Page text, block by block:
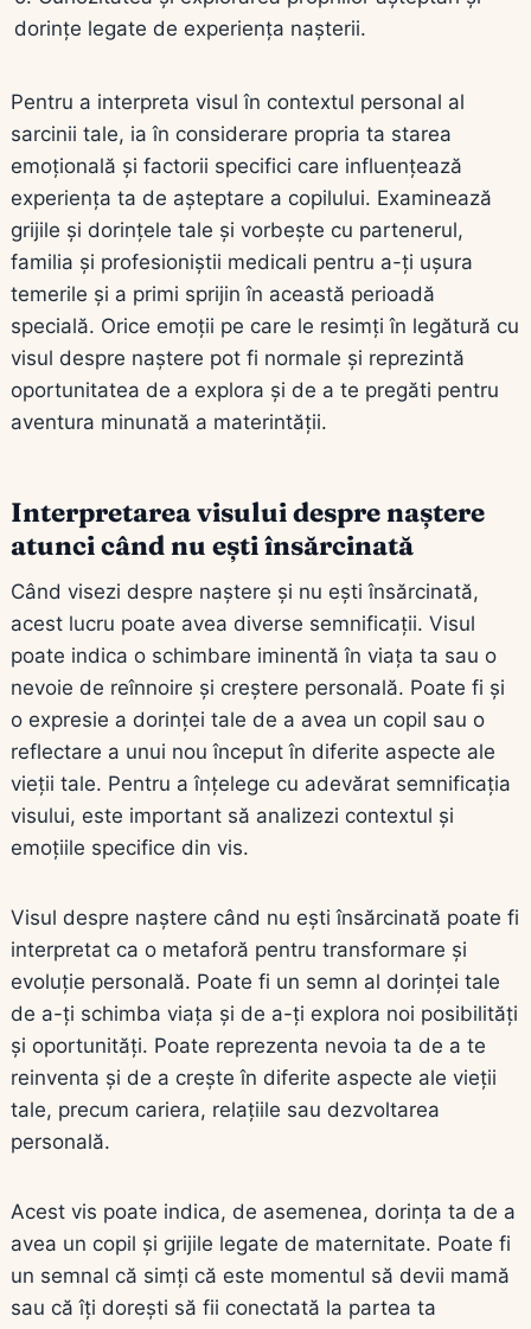
dorințe legate de experiența nașterii.
Pentru a interpreta visul în contextul personal al
sarcinii tale, ia în considerare propria ta starea
emoțională și factorii specifici care influențează
experiența ta de așteptare a copilului. Examinează
grijile și dorințele tale și vorbește cu partenerul,
familia și profesioniștii medicali pentru a-ți ușura
temerile și a primi sprijin în această perioadă
specială. Orice emoții pe care le resimți în legătură cu
visul despre naștere pot fi normale și reprezintă
oportunitatea de a explora și de a te pregăti pentru
aventura minunată a materintății.
Interpretarea visului despre naștere
atunci când nu ești însărcinată
Când visezi despre naștere și nu ești însărcinată,
acest lucru poate avea diverse semnificații. Visul
poate indica o schimbare iminentă în viața ta sau o
nevoie de reînnoire și creștere personală. Poate fi și
o expresie a dorinței tale de a avea un copil sau o
reflectare a unui nou început în diferite aspecte ale
vieții tale. Pentru a înțelege cu adevărat semnificația
visului, este important să analizezi contextul și
emoțiile specifice din vis.
Visul despre naștere când nu ești însărcinată poate fi
interpretat ca o metaforă pentru transformare și
evoluție personală. Poate fi un semn al dorinței tale
de a-ți schimba viața și de a-ți explora noi posibilități
și oportunități. Poate reprezenta nevoia ta de a te
reinventa și de a crește în diferite aspecte ale vieții
tale, precum cariera, relațiile sau dezvoltarea
personală.
Acest vis poate indica, de asemenea, dorința ta de a
avea un copil și grijile legate de maternitate. Poate fi
un semnal că simți că este momentul să devii mamă
sau că îți dorești să fii conectată la partea ta